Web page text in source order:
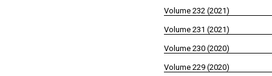
Volume 232 (2021)
Volume 231 (2021)
Volume 230 (2020)
Volume 229 (2020)